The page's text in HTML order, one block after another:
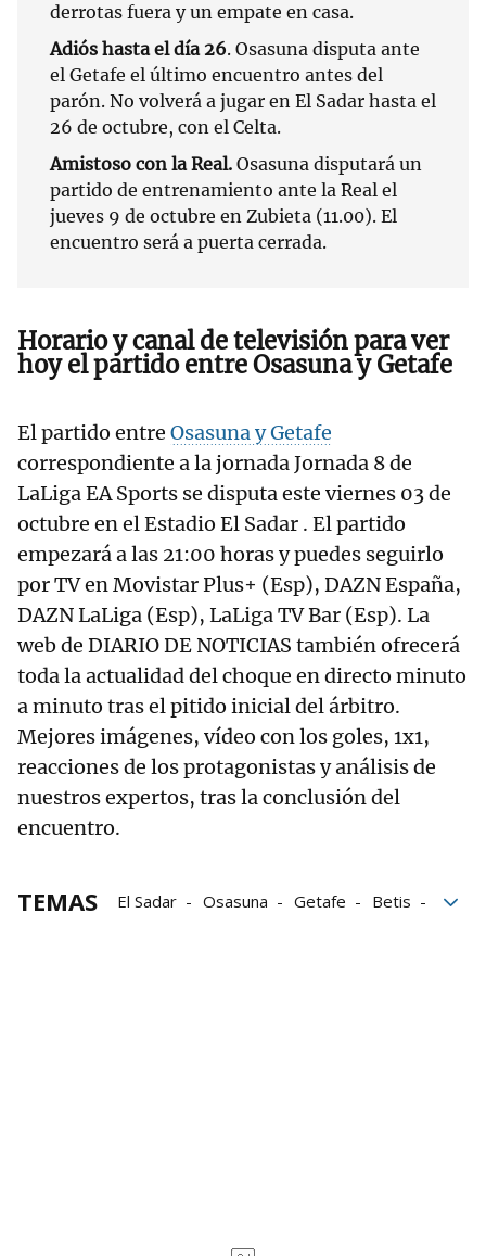
derrotas fuera y un empate en casa.
Adiós hasta el día 26. Osasuna disputa ante
el Getafe el último encuentro antes del
parón. No volverá a jugar en El Sadar hasta el
26 de octubre, con el Celta.
Amistoso con la Real. Osasuna disputará un
partido de entrenamiento ante la Real el
jueves 9 de octubre en Zubieta (11.00). El
encuentro será a puerta cerrada.
Horario y canal de televisión para ver
hoy el partido entre Osasuna y Getafe
El partido entre Osasuna y Getafe
correspondiente a la jornada Jornada 8 de
LaLiga EA Sports se disputa este viernes 03 de
octubre en el Estadio El Sadar . El partido
empezará a las 21:00 horas y puedes seguirlo
por TV en Movistar Plus+ (Esp), DAZN España,
DAZN LaLiga (Esp), LaLiga TV Bar (Esp). La
web de DIARIO DE NOTICIAS también ofrecerá
toda la actualidad del choque en directo minuto
a minuto tras el pitido inicial del árbitro.
Mejores imágenes, vídeo con los goles, 1x1,
reacciones de los protagonistas y análisis de
nuestros expertos, tras la conclusión del
encuentro.
TEMAS El Sadar Osasuna Getafe
Betis